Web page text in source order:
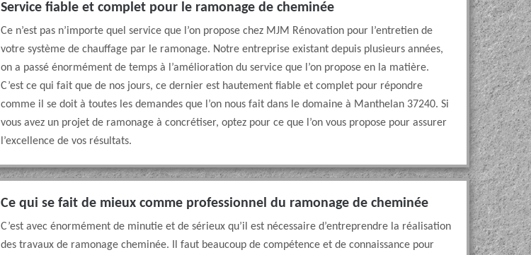
Service fiable et complet pour le ramonage de cheminée
Ce n’est pas n’importe quel service que l’on propose chez MJM Rénovation pour l’entretien de
votre système de chauffage par le ramonage. Notre entreprise existant depuis plusieurs années,
on a passé énormément de temps à l’amélioration du service que l’on propose en la matière.
C’est ce qui fait que de nos jours, ce dernier est hautement fiable et complet pour répondre
comme il se doit à toutes les demandes que l’on nous fait dans le domaine à Manthelan 37240. Si
vous avez un projet de ramonage à concrétiser, optez pour ce que l’on vous propose pour assurer
l’excellence de vos résultats.
Ce qui se fait de mieux comme professionnel du ramonage de cheminée
C’est avec énormément de minutie et de sérieux qu’il est nécessaire d’entreprendre la réalisation
des travaux de ramonage cheminée. Il faut beaucoup de compétence et de connaissance pour